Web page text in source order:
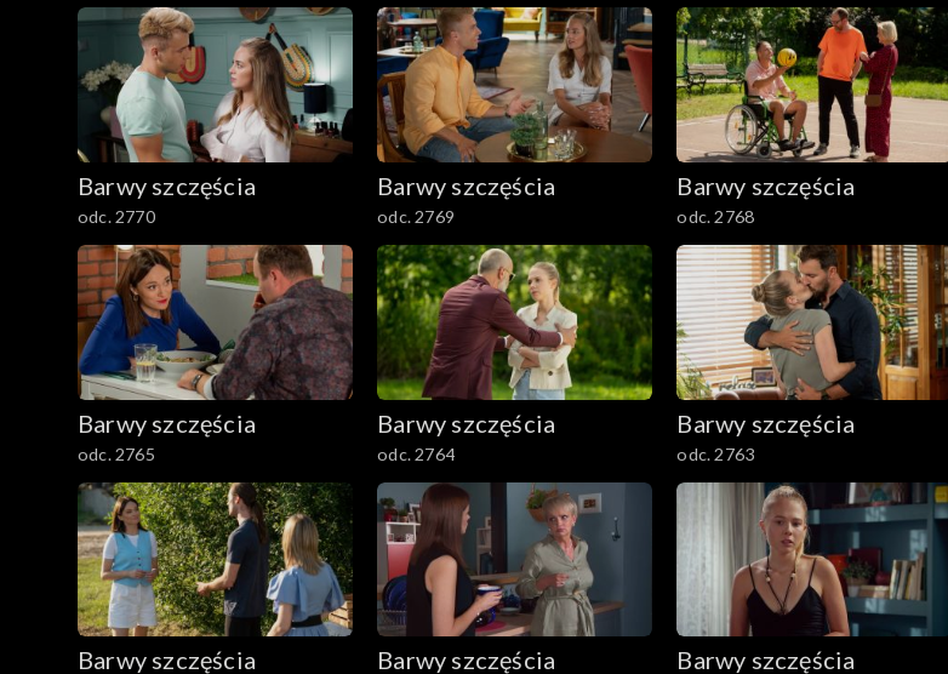
901–1000
801–900
782–800
Barwy szczęścia
odc. 2770
Barwy szczęścia
odc. 2769
Barwy szczęścia
odc. 2768
Barwy szczęścia
odc. 2765
Barwy szczęścia
odc. 2764
Barwy szczęścia
odc. 2763
Barwy szczęścia Barwy szczęścia Barwy szczęścia